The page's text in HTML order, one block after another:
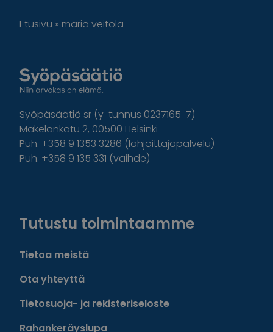
Etusivu » maria veitola
Syöpäsäätiö sr (y-tunnus 0237165-7)
Mäkelänkatu 2, 00500 Helsinki
Puh. +358 9 1353 3286 (lahjoittajapalvelu)
Puh. +358 9 135 331 (vaihde)
Tutustu toimintaamme
Tietoa meistä
Ota yhteyttä
Tietosuoja- ja rekisteriseloste
Rahankeräyslupa